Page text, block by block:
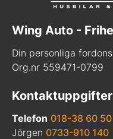
Wing Auto -
Din personliga
Org.nr 559471-0799
Kontaktuppgifter
Telefon 018-38 60 50
Jörgen 0733-910 140